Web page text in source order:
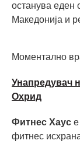
останува еден
Македонија и
Моментално
Унапредувач
Охрид
Фитнес Хаус
фитнес